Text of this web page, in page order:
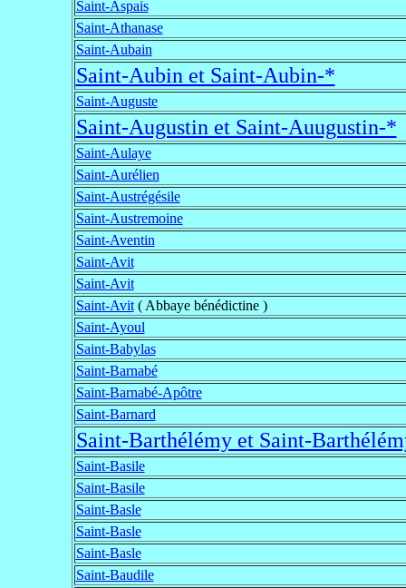
Saint-Aspais
Saint-Athanase
Saint-Aubain
Saint-Aubin et Saint-Aubin-*
Saint-Auguste
Saint-Augustin et Saint-Auugustin-*
Saint-Aulaye
Saint-Aurélien
Saint-Austrégésile
Saint-Austremoine
Saint-Aventin
Saint-Avit
Saint-Avit
Saint-Avit( Abbaye bénédictine )
Saint-Ayoul
Saint-Babylas
Saint-Barnabé
Saint-Barnabé-Apôtre
Saint-Barnard
Saint-Barthélémy et Saint-
Saint-Basile
Saint-Basile
Saint-Basle
Saint-Basle
Saint-Basle
Saint-Baudile